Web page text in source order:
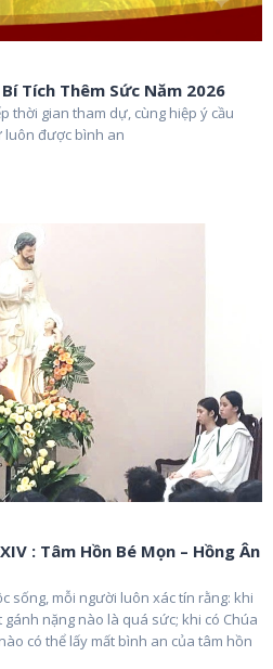
Tích Thêm Sức Năm 2026
thời gian tham dự, cùng hiệp ý cầu
luôn được bình an
: Tâm Hồn Bé Mọn – Hồng Ân
sống, mỗi người luôn xác tín rằng: khi
nặng nào là quá sức; khi có Chúa
có thể lấy mất bình an của tâm hồn